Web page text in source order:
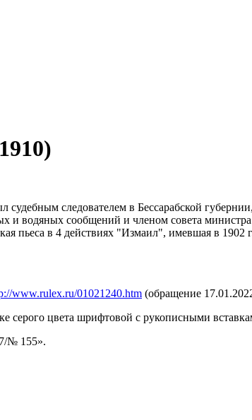
следователем в Бессарабской
водяных сообщений и членом совета
пьеса в 4 действиях "Измаил", имевшая в 1902
www.rulex.ru/01021240.htm (обращение
серого цвета шрифтовой с рукописными
№ 155».